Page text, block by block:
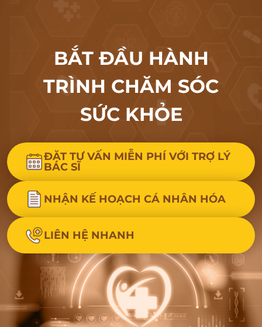
BẮT ĐẦU HÀNH
TRÌNH CHĂM SÓC
SỨC KHỎE
ĐẶT TƯ VẤN MIỄN PHÍ VỚI TRỢ LÝ
BÁC SĨ
NHẬN KẾ HOẠCH CÁ NHÂN HÓA
LIÊN HỆ NHANH